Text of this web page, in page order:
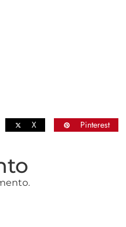
X Pinterest